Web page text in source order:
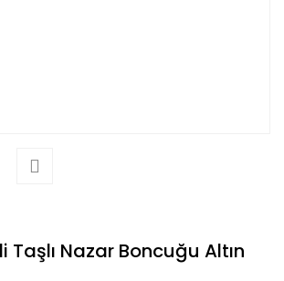
Taşlı Nazar Boncuğu Altın